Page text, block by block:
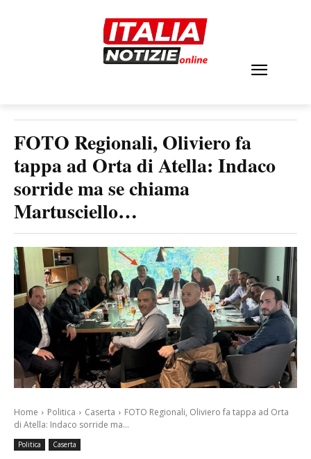
FOTO Regionali, Oliviero fa
tappa ad Orta di Atella: Indaco
sorride ma se chiama
Martusciello…
Home Politica Caserta
FOTO Regionali, Oliviero fa tappa ad Orta
di Atella: Indaco sorride ma...
Politica Caserta